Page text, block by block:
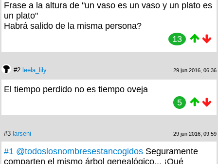
Frase a la altura de "un vaso es un vaso y un plato es
un plato"
Habrá salido de la misma persona?
13
#2 leela_lily 29 jun 2016, 06:36
El tiempo perdido no es tiempo oveja
5
#3 larseni 29 jun 2016, 09:59
#1 @todoslosnombresestancogidos Seguramente
comparten el mismo árbol genealógico... ¡Qué